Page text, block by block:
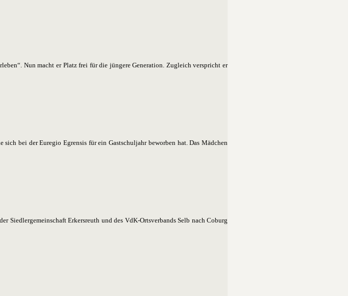
Nun macht er Platz frei für die jüngere Generation. Zugleich verspricht er
bei der Euregio Egrensis für ein Gastschuljahr beworben hat. Das Mädchen
Siedlergemeinschaft Erkersreuth und des VdK-Ortsverbands Selb nach Coburg